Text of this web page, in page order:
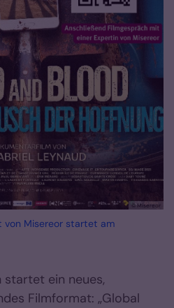
© Misereor
von Misereor startet am
startet ein neues,
Filmformat: „Global